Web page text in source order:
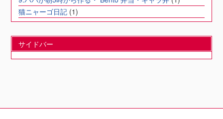
猫ニャーゴ日記 (1)
サイドバー